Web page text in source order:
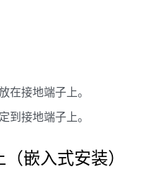
在接地端子上。
到接地端子上。
嵌入式安装）